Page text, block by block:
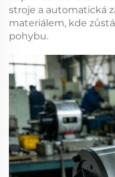
stroje a automatická
materiálem, kde
pohybu.